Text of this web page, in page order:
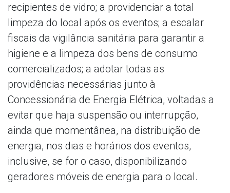
recipientes de vidro; a providenciar a total
limpeza do local após os eventos; a escalar
fiscais da vigilância sanitária para garantir a
higiene e a limpeza dos bens de consumo
comercializados; a adotar todas as
providências necessárias junto à
Concessionária de Energia Elétrica, voltadas a
evitar que haja suspensão ou interrupção,
ainda que momentânea, na distribuição de
energia, nos dias e horários dos eventos,
inclusive, se for o caso, disponibilizando
geradores móveis de energia para o local.